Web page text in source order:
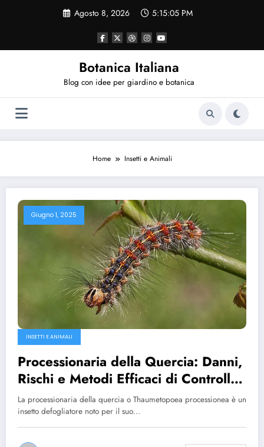
Agosto 8, 2026 5:15:05 PM
Botanica Italiana
Blog con idee per giardino e botanica
Home Insetti e Animali
Giugno 1, 2025
INSETTI E ANIMALI
Processionaria della Quercia: Danni,
Rischi e Metodi Efficaci di Controllo
Naturale
La processionaria della quercia o Thaumetopoea processionea è un
insetto defogliatore noto per il suo…